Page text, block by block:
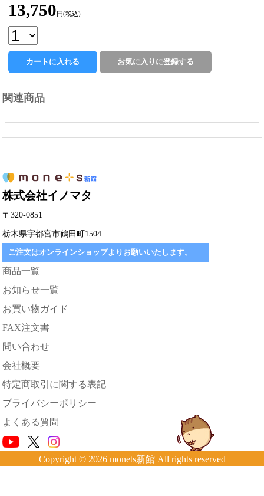
13,750 円(税込)
関連商品
株式会社イノマタ
〒320-0851
栃木県宇都宮市鶴田町1504
ご注文はオンラインショップよりお願いいたします。
商品一覧
お知らせ一覧
お買い物ガイド
FAX注文書
問い合わせ
会社概要
特定商取引に関する表記
プライバシーポリシー
よくある質問
Copyright © 2026 monets新館 All rights reserved